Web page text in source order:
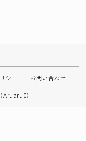
シー お問い合わせ
）